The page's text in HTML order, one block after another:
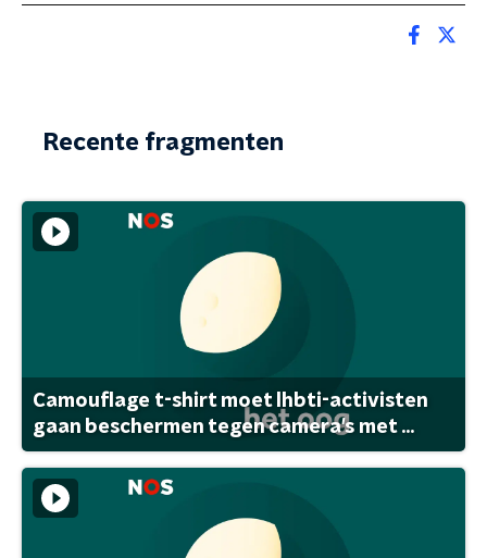
Recente fragmenten
Camouflage t-shirt moet lhbti-activisten
gaan beschermen tegen camera's met ...